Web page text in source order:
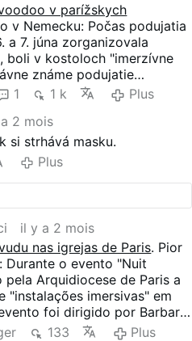
v parížskych
v Nemecku: Počas podujatia
a 7. júna zorganizovala
boli v kostoloch "imerzívne
známe podujatie
lesbická aktivistka, ktorá
Ježiša Krista na
ceremoniáli
v roku 2024. Podľa videa,
satanistické zvuky,
šepot, vŕzganie, dýchanie a
ako skúmanie "temných
vnímania reality" a
Vo vnútri kostolov sa
voodoo, groteskné
sochy. Jedna
masturbáciu v blízkosti
1 1 k
Plus
2 mois
si strhává masku.
Plus
il y a 2 mois
nas igrejas de Paris. Pior
Durante o evento "Nuit
pela Arquidiocese de Paris a
"instalações imersivas" em
foi dirigido por Barbara
conhecida por ter
133 Plus